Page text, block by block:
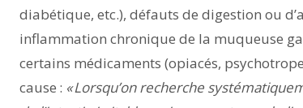
diabétique, etc.), défauts de digestion ou
inflammation chronique de la muqueuse
certains médicaments (opiacés,
cause : « Lorsqu’on recherche